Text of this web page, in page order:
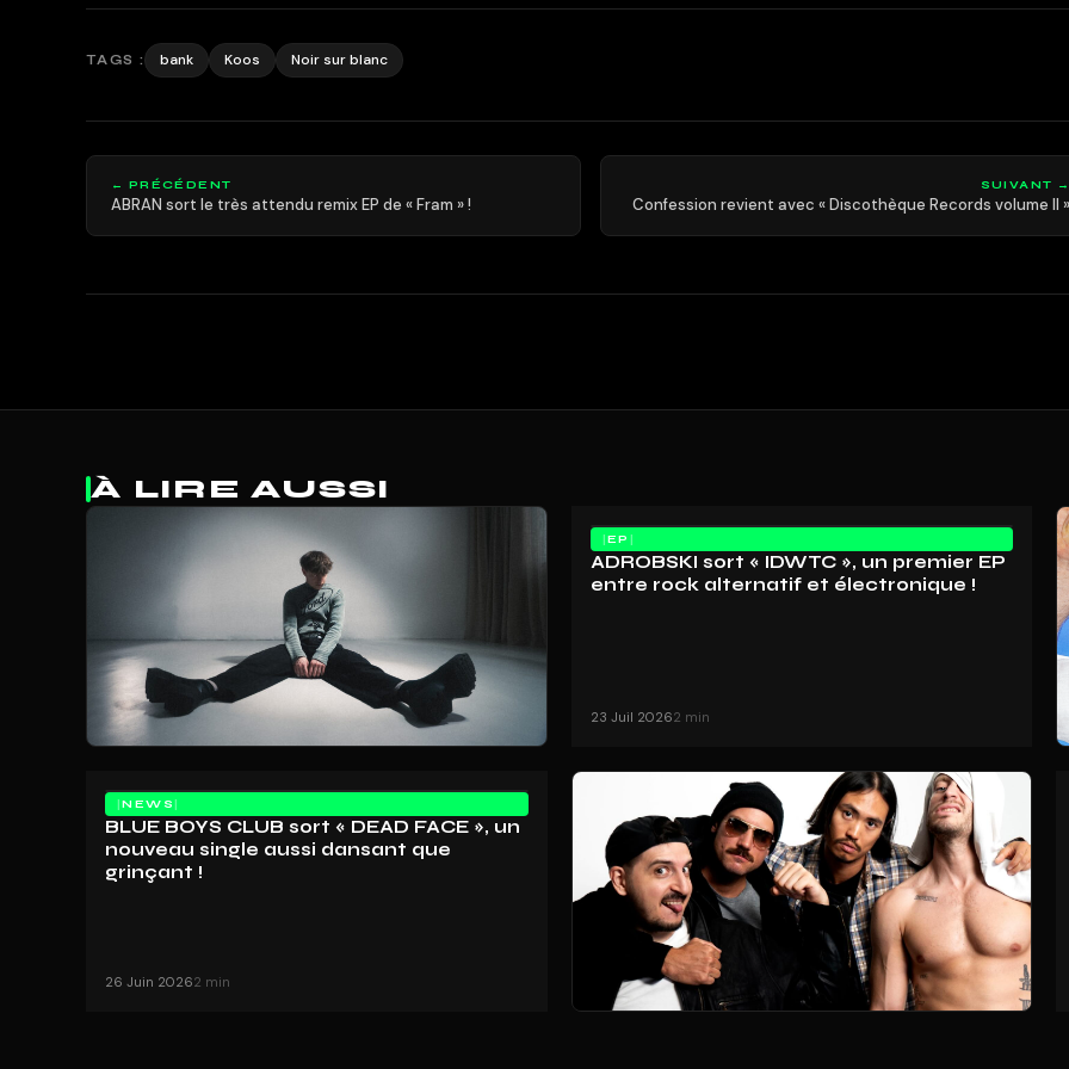
TAGS : bank Koos Noir sur blanc
← PRÉCÉDENT
ABRAN sort le très attendu remix EP de « Fram » !
SUIVANT
Confession revient avec « Discothèque Records volume II
À LIRE AUSSI
EP
ADROBSKI sort « IDWTC », un premier EP
entre rock alternatif et électronique !
23 Juil 20262 min
NEWS
BLUE BOYS CLUB sort « DEAD FACE », un
nouveau single aussi dansant que
grinçant !
26 Juin 20262 min